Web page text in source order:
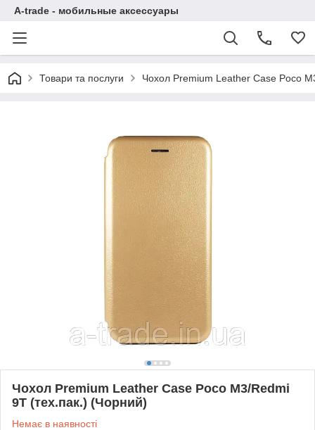
A-trade - мобильные аксессуары
Товари та послуги Чохол Premium Leather Case Poco
Чохол Premium Leather Case Poco M3/Redmi
9T (тех.пак.) (Чорний)
Немає в наявності